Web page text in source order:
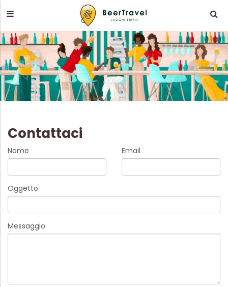
Contattaci
Nome Email
Oggetto
Messaggio